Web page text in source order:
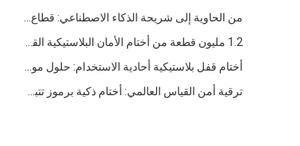
ترقية أمن القياس العالمي: أختام ذكية برموز تتبع فريدة تعيد تعريف الحماية ضد العبث